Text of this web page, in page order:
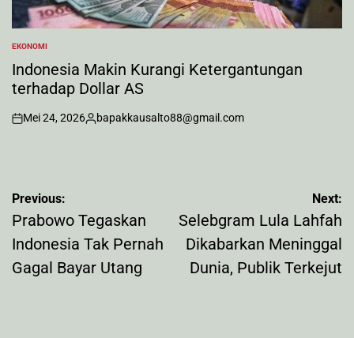
POSTED
IN
EKONOMI
Indonesia Makin Kurangi Ketergantungan
terhadap Dollar AS
on
Mei 24, 2026
Posted
bapakkausalto88@gmail.com
Navigasi
pos
Previous:
Prabowo Tegaskan
Indonesia Tak Pernah
Gagal Bayar Utang
Next:
Selebgram Lula Lahfah
Dikabarkan Meninggal
Dunia, Publik Terkejut